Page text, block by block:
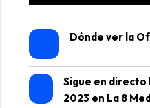
Dónde ver la
Sigue en directo
2023 en La 8